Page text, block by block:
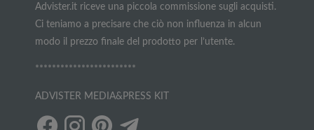
Advister.it riceve una piccola commissione sugli acquisti.
Ci teniamo a precisare che ciò non influenza in alcun
modo il prezzo finale del prodotto per l’utente.
************************
ADVISTER MEDIA&PRESS KIT